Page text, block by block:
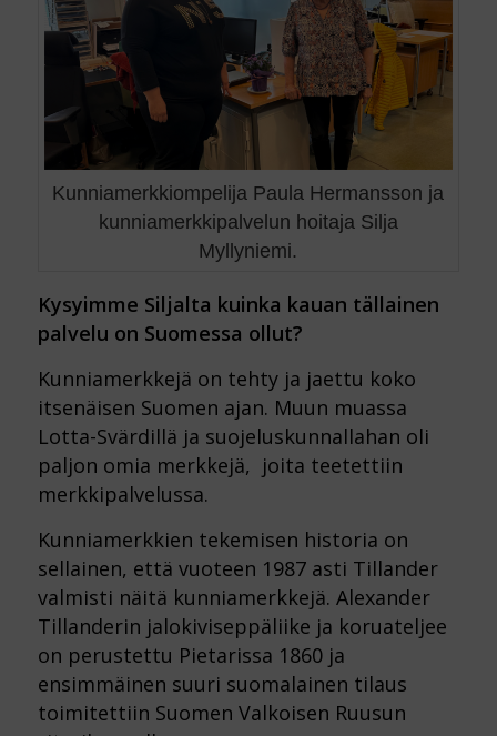
Kunniamerkkiompelija Paula Hermansson ja
kunniamerkkipalvelun hoitaja Silja
Myllyniemi.
Kysyimme Siljalta kuinka kauan tällainen
palvelu on Suomessa ollut?
Kunniamerkkejä on tehty ja jaettu koko
itsenäisen Suomen ajan. Muun muassa
Lotta-Svärdillä ja suojeluskunnallahan oli
paljon omia merkkejä, joita teetettiin
merkkipalvelussa.
Kunniamerkkien tekemisen historia on
sellainen, että vuoteen 1987 asti Tillander
valmisti näitä kunniamerkkejä. Alexander
Tillanderin jalokiviseppäliike ja koruateljee
on perustettu Pietarissa 1860 ja
ensimmäinen suuri suomalainen tilaus
toimitettiin Suomen Valkoisen Ruusun